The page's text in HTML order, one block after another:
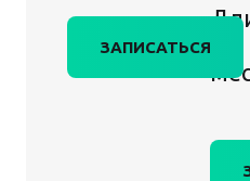
ЗАПИСАТЬСЯ2